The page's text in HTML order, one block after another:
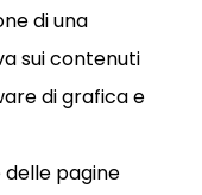
di una
sui contenuti
di grafica e
pagine